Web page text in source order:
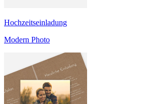
Hochzeitseinladung
Modern Photo